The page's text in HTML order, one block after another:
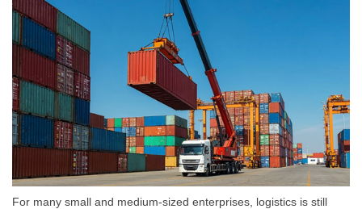
For many small and medium-sized enterprises, logistics is still